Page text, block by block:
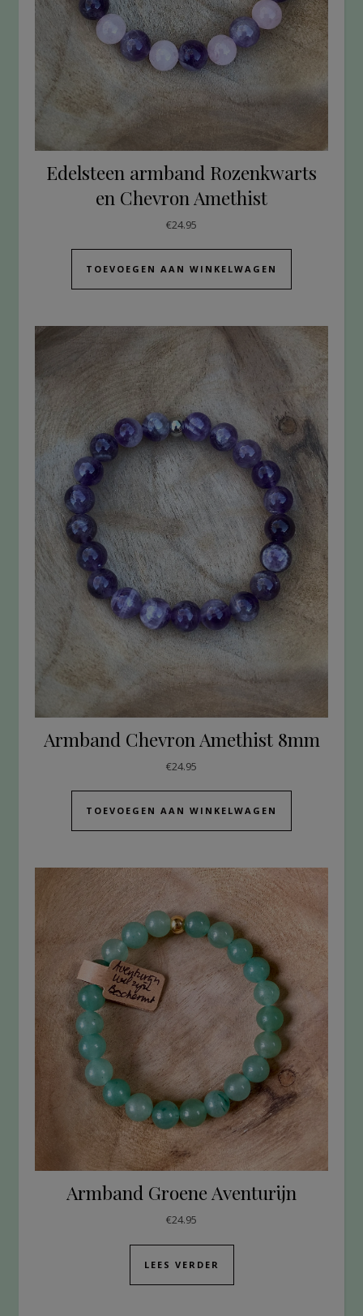
Edelsteen armband Rozenkwarts
en Chevron Amethist
€24.95
TOEVOEGEN AAN WINKELWAGEN
Armband Chevron Amethist 8mm
€24.95
TOEVOEGEN AAN WINKELWAGEN
Armband Groene Aventurijn
€24.95
LEES VERDER